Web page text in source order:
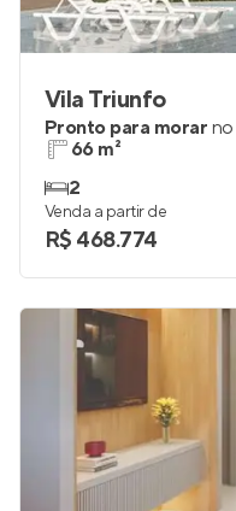
Vila Triunfo
Pronto para morar no
66 m²
2
Venda a partir de
R$ 468.774